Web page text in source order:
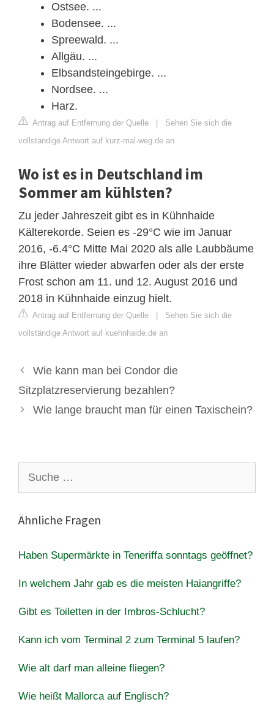
Ostsee. ...
Bodensee. ...
Spreewald. ...
Allgäu. ...
Elbsandsteingebirge. ...
Nordsee. ...
Harz.
Antrag auf Entfernung der Quelle | Sehen Sie sich die
vollständige Antwort auf kurz-mal-weg.de an
Wo ist es in Deutschland im
Sommer am kühlsten?
Zu jeder Jahreszeit gibt es in Kühnhaide
Kälterekorde. Seien es -29°C wie im Januar
2016, -6.4°C Mitte Mai 2020 als alle Laubbäume
ihre Blätter wieder abwarfen oder als der erste
Frost schon am 11. und 12. August 2016 und
2018 in Kühnhaide einzug hielt.
Antrag auf Entfernung der Quelle | Sehen Sie sich die
vollständige Antwort auf kuehnhaide.de an
Wie kann man bei Condor die
Sitzplatzreservierung bezahlen?
Wie lange braucht man für einen Taxischein?
nach:
Ähnliche Fragen
Haben Supermärkte in Teneriffa sonntags geöffnet?
In welchem Jahr gab es die meisten Haiangriffe?
Gibt es Toiletten in der Imbros-Schlucht?
Kann ich vom Terminal 2 zum Terminal 5 laufen?
Wie alt darf man alleine fliegen?
Wie heißt Mallorca auf Englisch?